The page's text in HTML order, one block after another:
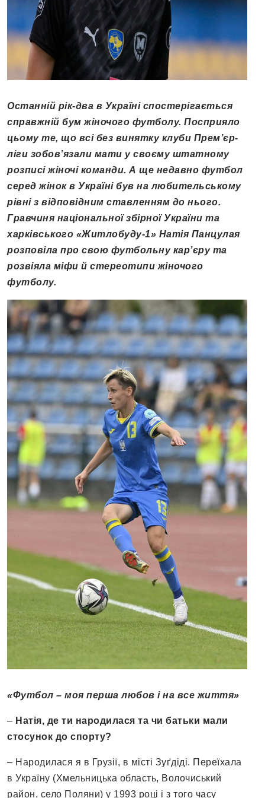
Останній рік-два в Україні спостерігається
справжній бум жіночого футболу. Посприяло
цьому те, що всі без винятку клуби Прем’єр-
ліги зобов’язали мати у своєму штатному
розписі жіночі команди. А ще недавно футбол
серед жінок в Україні був на любительському
рівні з відповідним ставленням до нього.
Гравчиня національної збірної України та
харківського «Житлобуду-1» Натія Панцулая
розповіла про свою футбольну кар’єру та
розвіяла міфи й стереотипи жіночого
футболу.
«Футбол – моя перша любов і на все життя»
– Натія, де ти народилася та чи батьки мали
стосунок до спорту?
– Народилася я в Грузії, в місті Зуґдіді. Переїхала
в Україну (Хмельницька область, Волочиський
район, село Поляни) у 1993 році і з того часу